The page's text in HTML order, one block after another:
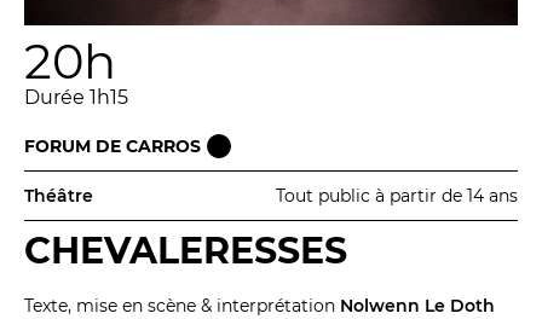
20h
Durée 1h15
FORUM DE CARROS
Théâtre Tout public à partir de 14 ans
CHEVALERESSES
Texte, mise en scène & interprétation Nolwenn Le Doth